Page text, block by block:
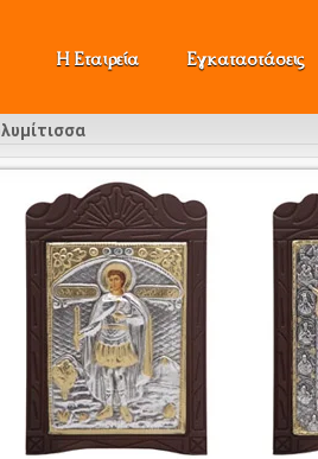
Η Εταιρεία Εγκαταστάσεις